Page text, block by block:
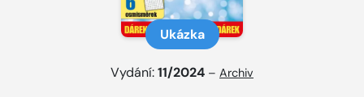
Ukázka
Vydání:11/2024 – Archiv